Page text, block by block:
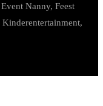
Event Nanny, Feest
Kinderentertainment,